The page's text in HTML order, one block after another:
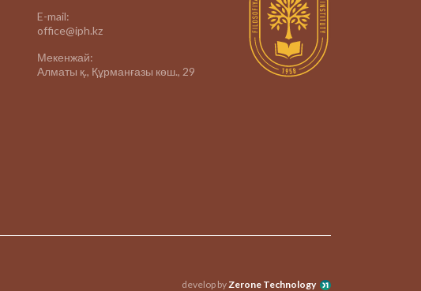
E-mail:
office@iph.kz
Мекенжай:
Алматы қ., Құрманғазы көш., 29
develop byZerone Technology